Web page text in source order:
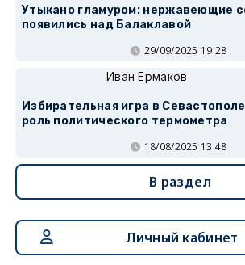
Утыкано гламуром: нержавеющие
появились над Балаклавой
29/09/2025 19:28
Иван Ермаков
Избирательная игра в
роль политического термометра
18/08/2025 13:48
В раздел
Личный кабинет